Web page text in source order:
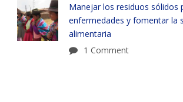
Manejar los residuos sólidos
enfermedades y fomentar la
alimentaria
1 Comment